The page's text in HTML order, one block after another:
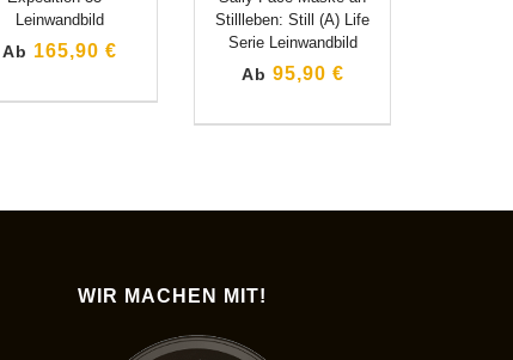
Leinwandbild
Ab 165,90 €
Stillleben: Still (A) Life
Serie Leinwandbild
Ab 95,90 €
WIR MACHEN MIT!